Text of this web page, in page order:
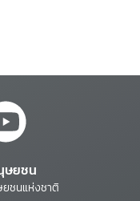
ษยชน
ชนแห่งชาติ